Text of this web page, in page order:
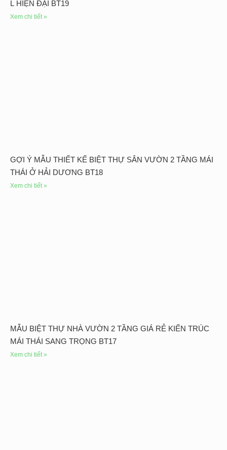
L HIỆN ĐẠI BT19
Xem chi tiết »
GỢI Ý MẪU THIẾT KẾ BIỆT THỰ SÂN VƯỜN 2 TẦNG MÁI
THÁI Ở HẢI DƯƠNG BT18
Xem chi tiết »
MẪU BIỆT THỰ NHÀ VƯỜN 2 TẦNG GIÁ RẺ KIẾN TRÚC
MÁI THÁI SANG TRỌNG BT17
Xem chi tiết »